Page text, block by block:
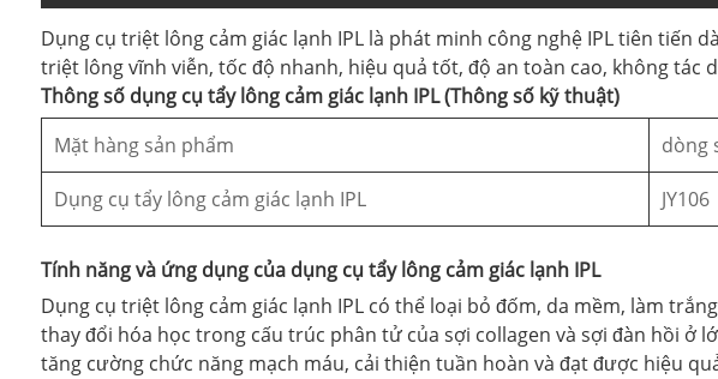
Dụng cụ triệt lông cảm giác lạnh IPL là phát minh công nghệ IPL tiên tiến
triệt lông vĩnh viễn, tốc độ nhanh, hiệu quả tốt, độ an toàn cao, không tác
Thông số dụng cụ tẩy lông cảm giác lạnh IPL (Thông số kỹ thuật)
Mặt hàng sản phẩm
dòng
Dụng cụ tẩy lông cảm giác lạnh IPL JY106
Tính năng và ứng dụng của dụng cụ tẩy lông cảm giác lạnh IPL
Dụng cụ triệt lông cảm giác lạnh IPL có thể loại bỏ đốm, da mềm, làm
thay đổi hóa học trong cấu trúc phân tử của sợi collagen và sợi đàn hồi ở
tăng cường chức năng mạch máu, cải thiện tuần hoàn và đạt được hiệu